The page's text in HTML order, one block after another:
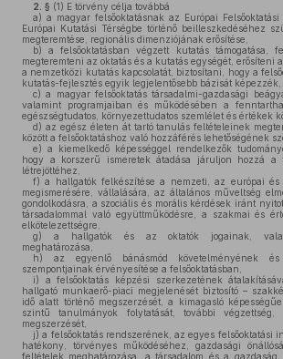
2. § (1) E törvény célja továbbá
a) a magyar felsőoktatásnak az Európai
Európai Kutatási Térségbe történő beilleszkedéséhez
megteremtése, regionális dimenziójának erősítése,
b) a felsőoktatásban végzett kutatás támogatása,
megteremteni az oktatás és a kutatás egységét, erősíteni
a nemzetközi kutatás kapcsolatát, biztosítani, hogy a
kutatás-fejlesztés egyik legjelentősebb bázisát képezzék,
c) a magyar felsőoktatás társadalmi-gazdasági
valamint programjaiban és működésében a
egészségtudatos, környezettudatos szemlélet és értékek
d) az egész életen át tartó tanulás feltételeinek
között a felsőoktatáshoz való hozzáférés lehetőségének
e) a kiemelkedő képességgel rendelkezők
hogy a korszerű ismeretek átadása járuljon hozzá a
létrejöttéhez,
f) a hallgatók felkészítése a nemzeti, az európai és
megismerésére, vállalására, az általános műveltség
gondolkodásra, a szociális és morális kérdések iránt
társadalommal való együttműködésre, a szakmai és
elkötelezettségre,
g) a hallgatók és az oktatók jogainak,
meghatározása,
h) az egyenlő bánásmód követelményének és
szempontjainak érvényesítése a felsőoktatásban,
i) a felsőoktatás képzési szerkezetének
hallgató munkaerő-piaci megjelenését biztosító –
idő alatt történő megszerzését, a kimagasló
szintű tanulmányok folytatását, további végzettség,
megszerzését,
j) a felsőoktatás rendszerének, az egyes felsőoktatási
hatékony, törvényes működéséhez, gazdasági
feltételek meghatározása, a társadalom és a